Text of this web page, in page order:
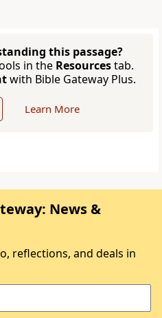
this passage?
in the Resourcestab.
with Bible Gateway Plus.
Learn More
News &
reflections, and deals in